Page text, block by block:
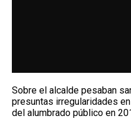
Sobre el alcalde pesaban
presuntas irregularidades
del alumbrado público en